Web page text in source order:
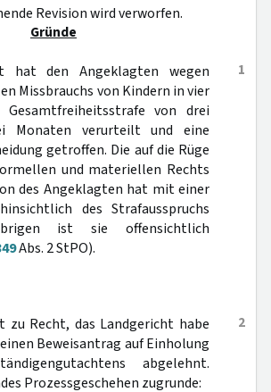
Revision wird verworfen.
Gründe
1
hat den Angeklagten wegen
Missbrauchs von Kindern in vier
von drei
Monaten verurteilt und eine
getroffen. Die auf die Rüge
und materiellen Rechts
des Angeklagten hat mit einer
des Strafausspruchs
ist sie offensichtlich
Abs. 2 StPO).
2
zu Recht, das Landgericht habe
Beweisantrag auf Einholung
abgelehnt.
Prozessgeschehen zugrunde: